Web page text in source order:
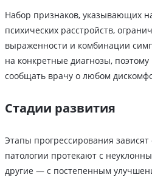
Набор признаков, указывающих
психических расстройств,
выраженности и комбинации
на конкретные диагнозы,
сообщать врачу о любом
Стадии развития
Этапы прогрессирования
патологии протекают с
другие — с постепенным